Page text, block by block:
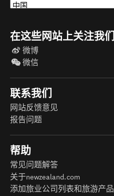
在这些网站上关注我们
微博
微信
联系我们
网站反馈意见
报告问题
帮助
常见问题解答
关于newzealand.com
添加旅业公司列表和旅游产品